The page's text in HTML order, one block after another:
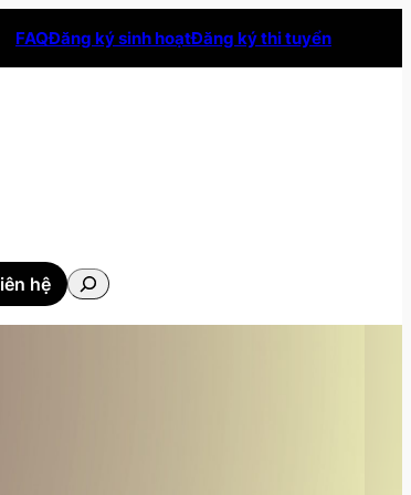
FAQĐăng ký sinh hoạtĐăng ký thi tuyển
hệ
Tìm
kiếm